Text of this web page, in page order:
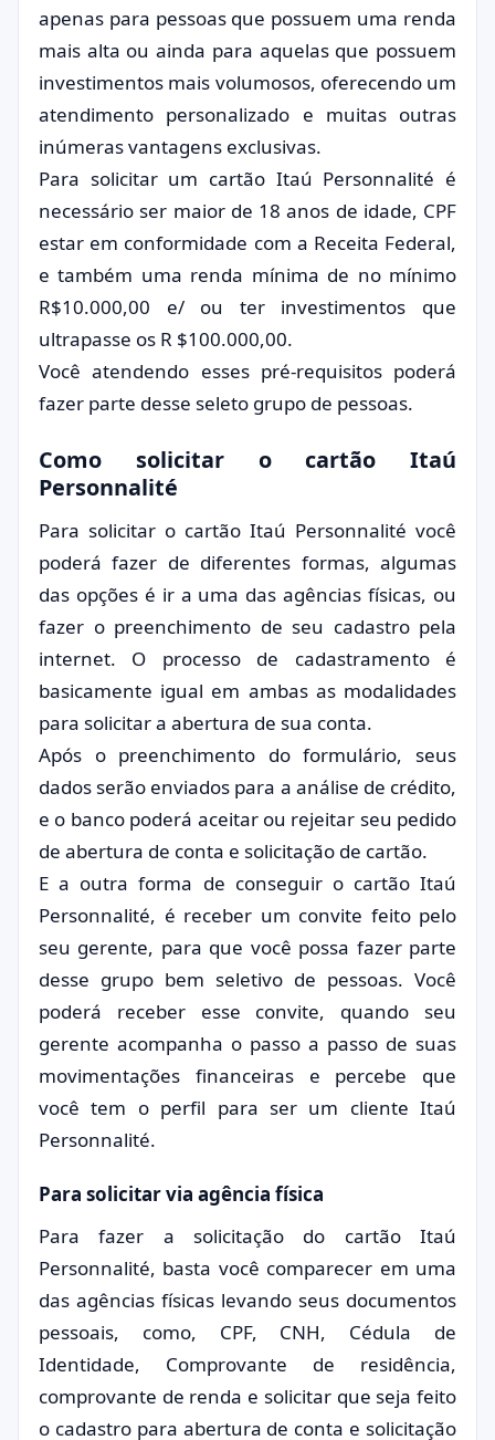
apenas para pessoas que possuem uma renda
mais alta ou ainda para aquelas que possuem
investimentos mais volumosos, oferecendo um
atendimento personalizado e muitas outras
inúmeras vantagens exclusivas.
Para solicitar um cartão Itaú Personnalité é
necessário ser maior de 18 anos de idade, CPF
estar em conformidade com a Receita Federal,
e também uma renda mínima de no mínimo
R$10.000,00 e/ ou ter investimentos que
ultrapasse os R $100.000,00.
Você atendendo esses pré-requisitos poderá
fazer parte desse seleto grupo de pessoas.
Como solicitar o cartão Itaú
Personnalité
Para solicitar o cartão Itaú Personnalité você
poderá fazer de diferentes formas, algumas
das opções é ir a uma das agências físicas, ou
fazer o preenchimento de seu cadastro pela
internet. O processo de cadastramento é
basicamente igual em ambas as modalidades
para solicitar a abertura de sua conta.
Após o preenchimento do formulário, seus
dados serão enviados para a análise de crédito,
e o banco poderá aceitar ou rejeitar seu pedido
de abertura de conta e solicitação de cartão.
E a outra forma de conseguir o cartão Itaú
Personnalité, é receber um convite feito pelo
seu gerente, para que você possa fazer parte
desse grupo bem seletivo de pessoas. Você
poderá receber esse convite, quando seu
gerente acompanha o passo a passo de suas
movimentações financeiras e percebe que
você tem o perfil para ser um cliente Itaú
Personnalité.
Para solicitar via agência física
Para fazer a solicitação do cartão Itaú
Personnalité, basta você comparecer em uma
das agências físicas levando seus documentos
pessoais, como, CPF, CNH, Cédula de
Identidade, Comprovante de residência,
comprovante de renda e solicitar que seja feito
o cadastro para abertura de conta e solicitação